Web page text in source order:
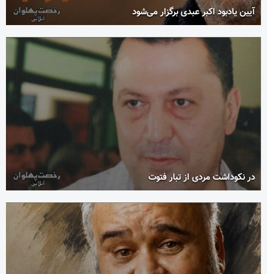
آیین یادبود اکبر عبدی برگزار می‌شود
در نکوداشت مردی از تبار فتوت